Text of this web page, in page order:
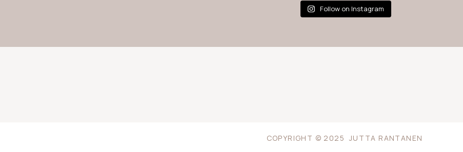
Follow on Instagram
COPYRIGHT © 2025 JUTTA RANTANEN